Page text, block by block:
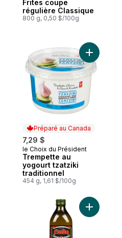
Frites coupe
régulière Classique
800 g, 0,50 $/100g
Frites classique FlavourCrisp au
Préparé au Canada
7,29 $
Préparé au Canada
le Choix du Président
Trempette au
yogourt tzatziki
traditionnel
454 g, 1,61 $/100g
Ajouter
Tomates raisins au panierAjouter